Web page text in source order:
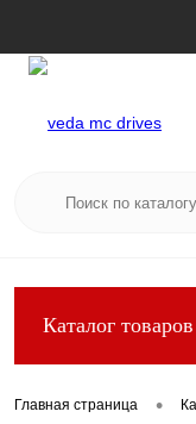
Каталог товаров
Главная страница •